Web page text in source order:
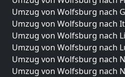
Umzug von Wolfsburg nach
Umzug von Wolfsburg nach
Umzug von Wolfsburg nach
Umzug von Wolfsburg nach
Umzug von Wolfsburg nach
Umzug von Wolfsburg nach